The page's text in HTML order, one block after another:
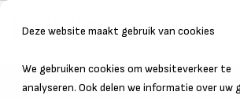
Deze website maakt gebruik van cookies
We gebruiken cookies om websiteverkeer te
analyseren. Ook delen we informatie over uw
Home Nieuws Ondernemersnieuws